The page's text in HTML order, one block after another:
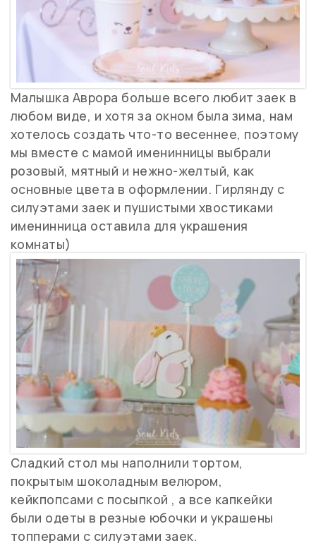
Малышка Аврора больше всего любит заек в
любом виде, и хотя за окном была зима, нам
хотелось создать что-то весеннее, поэтому
мы вместе с мамой именинницы выбрали
розовый, мятный и нежно-желтый, как
основные цвета в оформлении. Гирлянду с
силуэтами заек и пушистыми хвостиками
именинница оставила для украшения
комнаты)
​Сладкий стол мы наполнили тортом,
покрытым шоколадным велюром,
кейкпопсами с посыпкой , а все капкейки
были одеты в резные юбочки и украшены
топперами с силуэтами заек.